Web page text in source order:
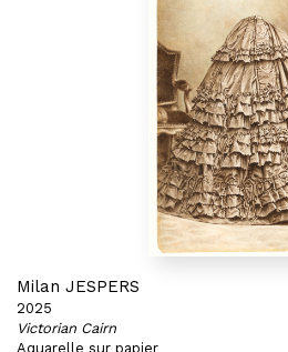
Milan JESPERS
2025
Victorian Cairn
Aquarelle sur papier